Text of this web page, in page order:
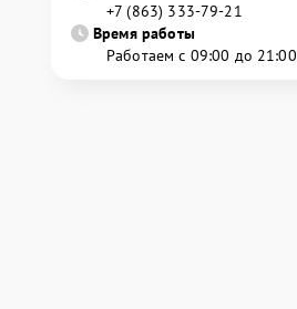
+7 (863) 333-79-21
Время работы
Работаем с 09:00 до 21:00